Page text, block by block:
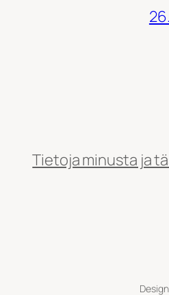
Tietoja minusta ja